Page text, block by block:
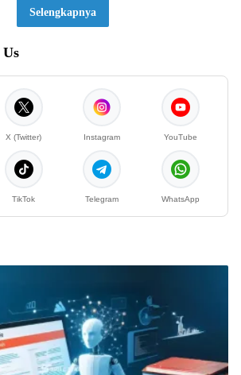
Selengkapnya
X (Twitter) Instagram YouTube
TikTok Telegram WhatsApp